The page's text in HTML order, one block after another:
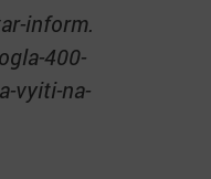
inform.
400-
vyiti-na-